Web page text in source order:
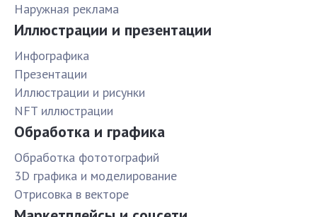
Наружная реклама
Иллюстрации и презентации
Инфографика
Презентации
Иллюстрации и рисунки
NFT иллюстрации
Обработка и графика
Обработка фототографий
3D графика и моделирование
Отрисовка в векторе